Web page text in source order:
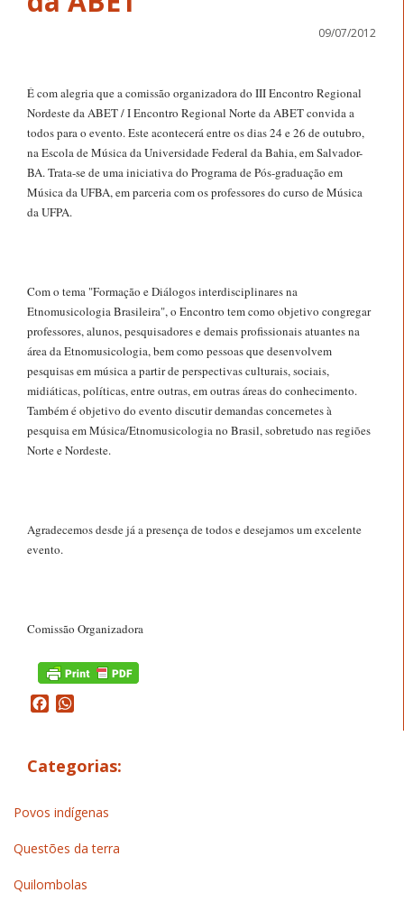
09/07/2012
É com alegria que a comissão organizadora do III Encontro Regional
Nordeste da ABET / I Encontro Regional Norte da ABET convida a
todos para o evento. Este acontecerá entre os dias 24 e 26 de outubro,
na Escola de Música da Universidade Federal da Bahia, em Salvador-
BA. Trata-se de uma iniciativa do Programa de Pós-graduação em
Música da UFBA, em parceria com os professores do curso de Música
da UFPA.
Com o tema "Formação e Diálogos interdisciplinares na
Etnomusicologia Brasileira", o Encontro tem como objetivo congregar
professores, alunos, pesquisadores e demais profissionais atuantes na
área da Etnomusicologia, bem como pessoas que desenvolvem
pesquisas em música a partir de perspectivas culturais, sociais,
midiáticas, políticas, entre outras, em outras áreas do conhecimento.
Também é objetivo do evento discutir demandas concernetes à
pesquisa em Música/Etnomusicologia no Brasil, sobretudo nas regiões
Norte e Nordeste.
Agradecemos desde já a presença de todos e desejamos um excelente
evento.
Comissão Organizadora
Facebook
Categorias:
Povos indígenas
Questões da terra
Quilombolas